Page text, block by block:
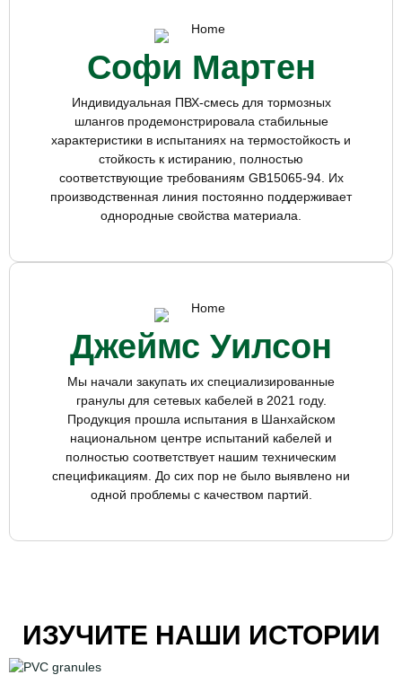
Софи Мартен
Индивидуальная ПВХ-смесь для тормозных
шлангов продемонстрировала стабильные
характеристики в испытаниях на термостойкость и
стойкость к истиранию, полностью
соответствующие требованиям GB15065-94. Их
производственная линия постоянно поддерживает
однородные свойства материала.
Джеймс Уилсон
Мы начали закупать их специализированные
гранулы для сетевых кабелей в 2021 году.
Продукция прошла испытания в Шанхайском
национальном центре испытаний кабелей и
полностью соответствует нашим техническим
спецификациям. До сих пор не было выявлено ни
одной проблемы с качеством партий.
ИЗУЧИТЕ НАШИ ИСТОРИИ